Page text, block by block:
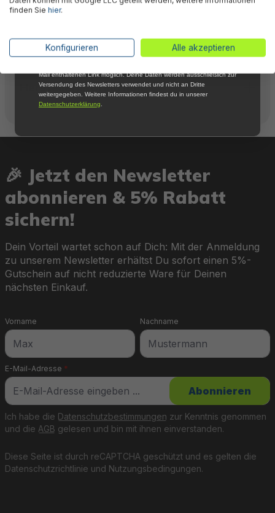
Warnhinweise
Herstellerinformation
🎉 Jetzt den Newsletter
abonnieren & 5% Rabatt
sichern!
Dein Vorteil wartet schon auf Dich: Mit der Anmeldung
zu unserem Newsletter erhältst Du sofort einen 5%-
Gutschein auf nicht reduzierte Ware für Deinen
nächsten Einkauf.
E-Mail-Adresse *
Vorname Nachname
Diese Seite ist durch reCAPTCHA geschützt und es gelten die
Datenschutzrichtlinie und Nutzungsbedingungen.
Ich habe die Datenschutzbestimmungen zur Kenntnis genommen
und die AGB gelesen und bin mit ihnen einverstanden.
Abonnieren
finden Sie hier.
Konfigurieren Alle akzeptieren
*Mit der Anmeldung zum Newsletter stimmst du zu, regelmäßig per E-
Mail über aktuelle Angebote, Aktionen und Produktneuheiten
Mail enthaltenen Link möglich. Deine Daten werden ausschließlich zur
Versendung des Newsletters verwendet und nicht an Dritte
weitergegeben. Weitere Informationen findest du in unserer
Datenschutzerklärung